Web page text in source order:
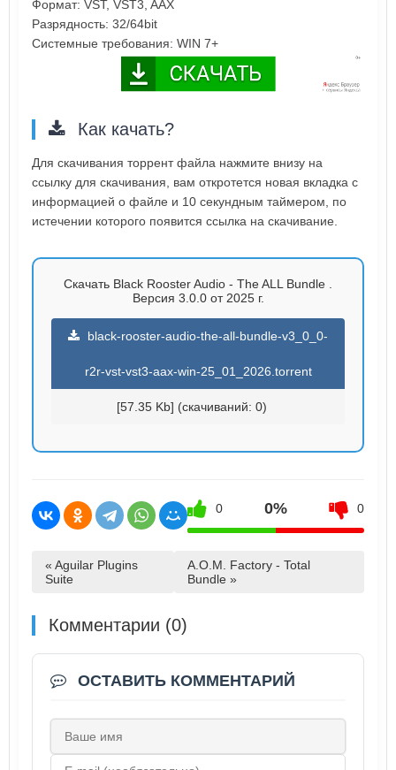
Формат: VST, VST3, AAX
Разрядность: 32/64bit
Системные требования: WIN 7+
Как качать?
Для скачивания торрент файла нажмите внизу на
ссылку для скачивания, вам откротется новая вкладка с
информацией о файле и 10 секундным таймером, по
истечении которого появится ссылка на скачивание.
Скачать Black Rooster Audio - The ALL Bundle .
Версия 3.0.0 от 2025 г.
black-rooster-audio-the-all-bundle-v3_0_0-
r2r-vst-vst3-aax-win-25_01_2026.torrent
[57.35 Kb] (cкачиваний: 0)
0 0% 0
« Aguilar Plugins
Suite
A.O.M. Factory - Total
Bundle »
Комментарии (0)
ОСТАВИТЬ КОММЕНТАРИЙ